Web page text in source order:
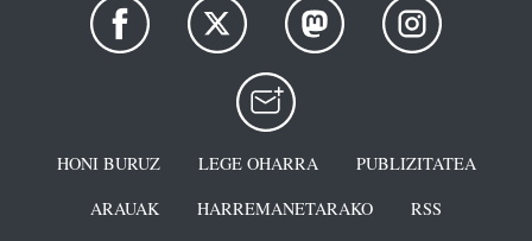
HONI BURUZ LEGE OHARRA
PUBLIZITATEA
ARAUAK
HARREMANETARAKO RSS